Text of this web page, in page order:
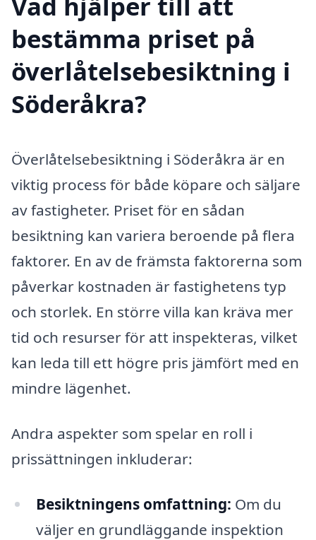
bestämma priset på
överlåtelsebesiktning i
Söderåkra?
Överlåtelsebesiktning i Söderåkra är en
viktig process för både köpare och säljare
av fastigheter. Priset för en sådan
besiktning kan variera beroende på flera
faktorer. En av de främsta faktorerna som
påverkar kostnaden är fastighetens typ
och storlek. En större villa kan kräva mer
tid och resurser för att inspekteras, vilket
kan leda till ett högre pris jämfört med en
mindre lägenhet.
Andra aspekter som spelar en roll i
prissättningen inkluderar:
Besiktningens omfattning: Om du
väljer en grundläggande inspektion